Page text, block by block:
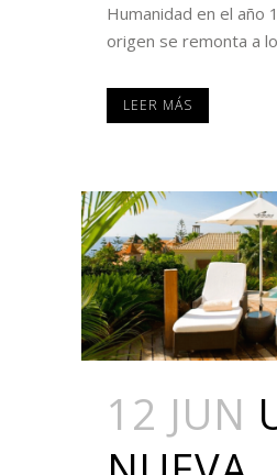
Humanidad en el año
origen se remonta a
LEER MÁS
12 JUN